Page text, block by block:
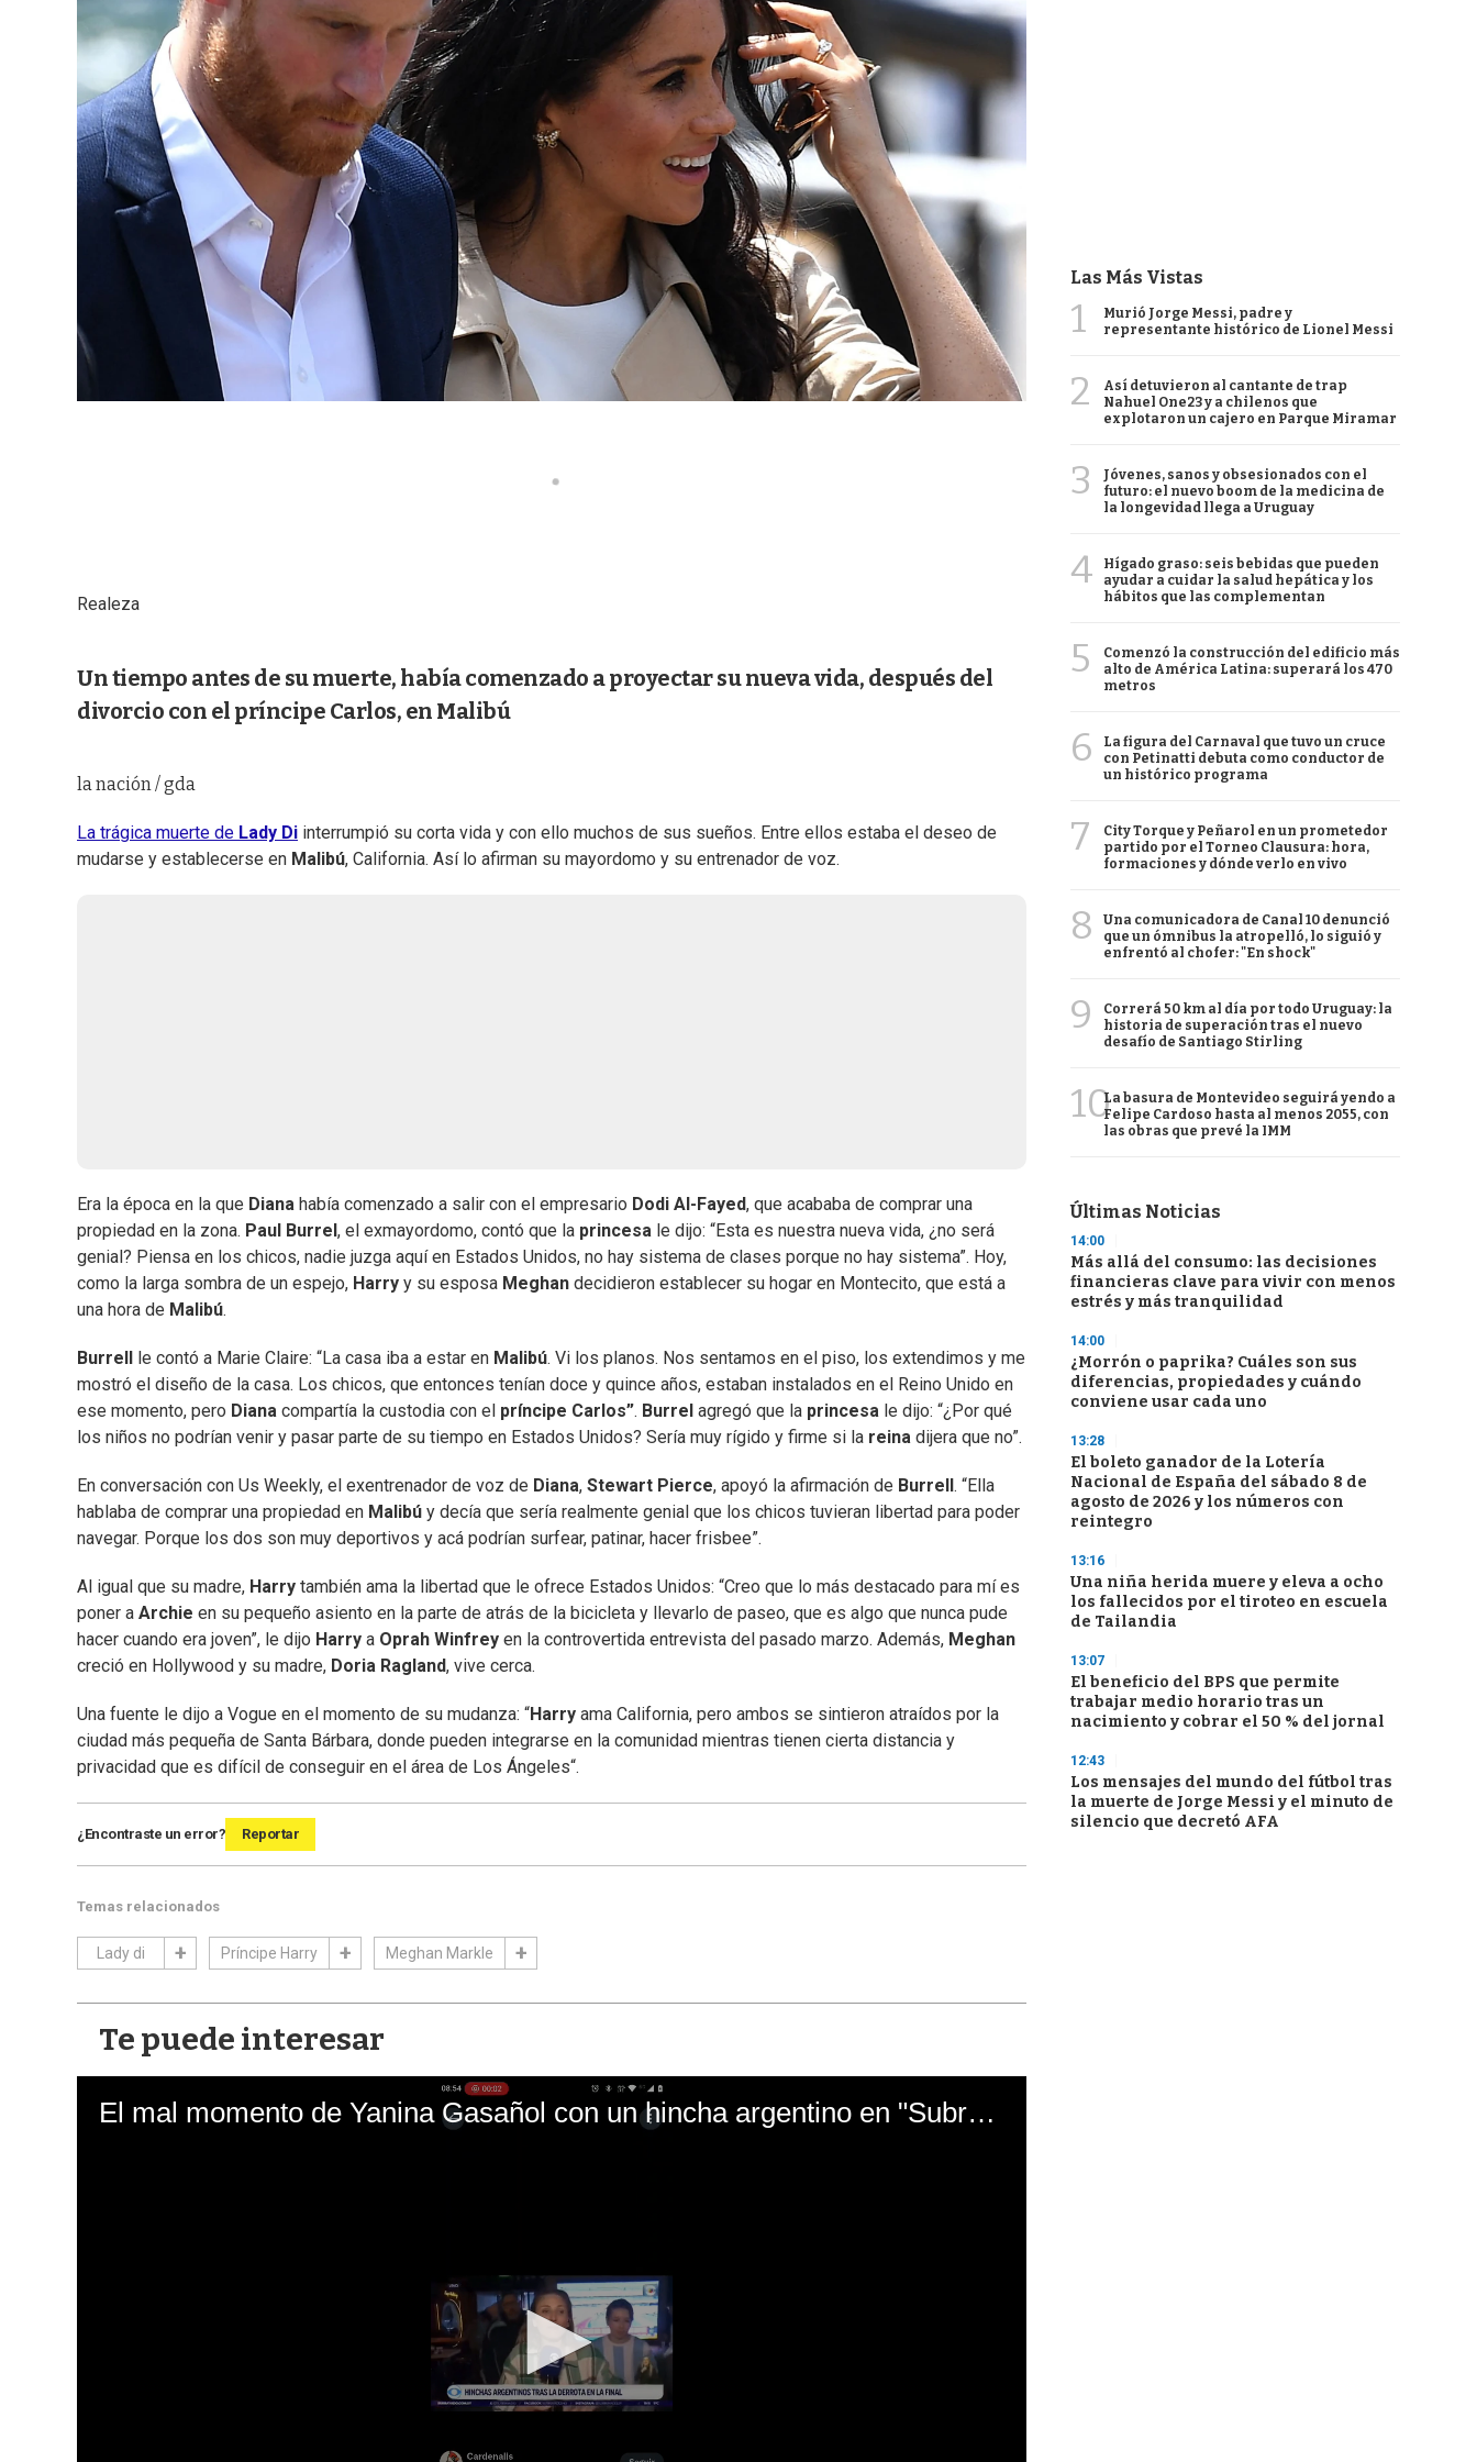
Realeza
Un tiempo antes de su muerte, había comenzado a proyectar su nueva vida, después del
divorcio con el príncipe Carlos, en Malibú
la nación / gda
La trágica muerte de Lady Di interrumpió su corta vida y con ello muchos de sus sueños. Entre ellos estaba el deseo de
mudarse y establecerse en Malibú, California. Así lo afirman su mayordomo y su entrenador de voz.
Era la época en la que Diana había comenzado a salir con el empresario Dodi Al-Fayed, que acababa de comprar una
propiedad en la zona. Paul Burrel , el exmayordomo, contó que la princesa le dijo: “Esta es nuestra nueva vida, ¿no será
genial? Piensa en los chicos, nadie juzga aquí en Estados Unidos, no hay sistema de clases porque no hay sistema”. Hoy,
como la larga sombra de un espejo, Harry y su esposa Meghan decidieron establecer su hogar en Montecito, que está a
una hora de Malibú.
Burrell le contó a Marie Claire: “La casa iba a estar en Malibú. Vi los planos. Nos sentamos en el piso, los extendimos y me
mostró el diseño de la casa. Los chicos, que entonces tenían doce y quince años, estaban instalados en el Reino Unido en
ese momento, pero Diana compartía la custodia con el príncipe Carlos”. Burrel agregó que la princesa le dijo: “¿Por qué
los niños no podrían venir y pasar parte de su tiempo en Estados Unidos? Sería muy rígido y firme si la reina dijera que no”.
En conversación con Us Weekly, el exentrenador de voz de Diana, Stewart Pierce, apoyó la afirmación de Burrell . “Ella
hablaba de comprar una propiedad en Malibú y decía que sería realmente genial que los chicos tuvieran libertad para poder
navegar. Porque los dos son muy deportivos y acá podrían surfear, patinar, hacer frisbee”.
Al igual que su madre, Harry también ama la libertad que le ofrece Estados Unidos: “Creo que lo más destacado para mí es
poner a Archie en su pequeño asiento en la parte de atrás de la bicicleta y llevarlo de paseo, que es algo que nunca pude
hacer cuando era joven”, le dijo Harry a Oprah Winfrey en la controvertida entrevista del pasado marzo. Además, Meghan
creció en Hollywood y su madre, Doria Ragland, vive cerca.
Una fuente le dijo a Vogue en el momento de su mudanza: “Harry ama California, pero ambos se sintieron atraídos por la
ciudad más pequeña de Santa Bárbara, donde pueden integrarse en la comunidad mientras tienen cierta distancia y
privacidad que es difícil de conseguir en el área de Los Ángeles“.
¿Encontraste un error? Reportar
Temas relacionados
Lady di Príncipe Harry Meghan Markle
Te puede interesar
El mal momento de Yanina Gasañol con un hincha argentino en "Subrayado"
Las Más Vistas
1
Murió Jorge Messi, padre y
representante histórico de Lionel Messi
2
Así detuvieron al cantante de trap
Nahuel One23 y a chilenos que
explotaron un cajero en Parque Miramar
3
Jóvenes, sanos y obsesionados con el
futuro: el nuevo boom de la medicina de
la longevidad llega a Uruguay
4
Hígado graso: seis bebidas que pueden
ayudar a cuidar la salud hepática y los
hábitos que las complementan
5
Comenzó la construcción del edificio más
alto de América Latina: superará los 470
metros
6
La figura del Carnaval que tuvo un cruce
con Petinatti debuta como conductor de
un histórico programa
7
City Torque y Peñarol en un prometedor
partido por el Torneo Clausura: hora,
formaciones y dónde verlo en vivo
8
Una comunicadora de Canal 10 denunció
que un ómnibus la atropelló, lo siguió y
enfrentó al chofer: "En shock"
9
Correrá 50 km al día por todo Uruguay: la
historia de superación tras el nuevo
desafío de Santiago Stirling
10La basura de Montevideo seguirá yendo a
Felipe Cardoso hasta al menos 2055, con
las obras que prevé la IMM
Últimas Noticias
14:00
Más allá del consumo: las decisiones
financieras clave para vivir con menos
estrés y más tranquilidad
14:00
¿Morrón o paprika? Cuáles son sus
diferencias, propiedades y cuándo
conviene usar cada uno
13:28
El boleto ganador de la Lotería
Nacional de España del sábado 8 de
agosto de 2026 y los números con
reintegro
13:16
Una niña herida muere y eleva a ocho
los fallecidos por el tiroteo en escuela
de Tailandia
13:07
El beneficio del BPS que permite
trabajar medio horario tras un
nacimiento y cobrar el 50 % del jornal
12:43
Los mensajes del mundo del fútbol tras
la muerte de Jorge Messi y el minuto de
silencio que decretó AFA